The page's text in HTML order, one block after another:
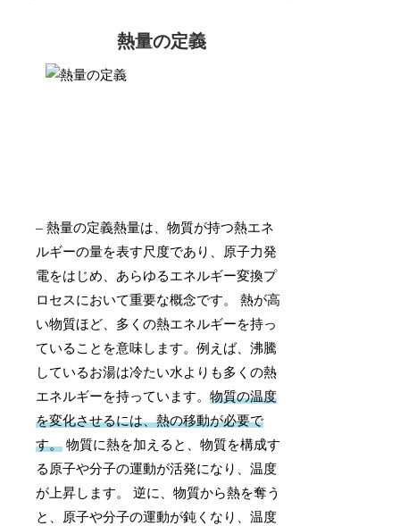
熱量の定義
– 熱量の定義熱量は、物質が持つ熱エネ
ルギーの量を表す尺度であり、原子力発
電をはじめ、あらゆるエネルギー変換プ
ロセスにおいて重要な概念です。 熱が高
い物質ほど、多くの熱エネルギーを持っ
ていることを意味します。例えば、沸騰
しているお湯は冷たい水よりも多くの熱
エネルギーを持っています。物質の温度
を変化させるには、熱の移動が必要で
す。 物質に熱を加えると、物質を構成す
る原子や分子の運動が活発になり、温度
が上昇します。 逆に、物質から熱を奪う
と、原子や分子の運動が鈍くなり、温度